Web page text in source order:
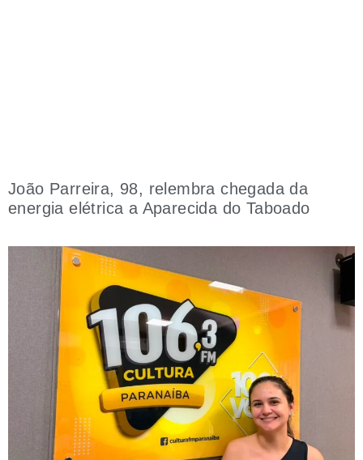
João Parreira, 98, relembra chegada da
energia elétrica a Aparecida do Taboado